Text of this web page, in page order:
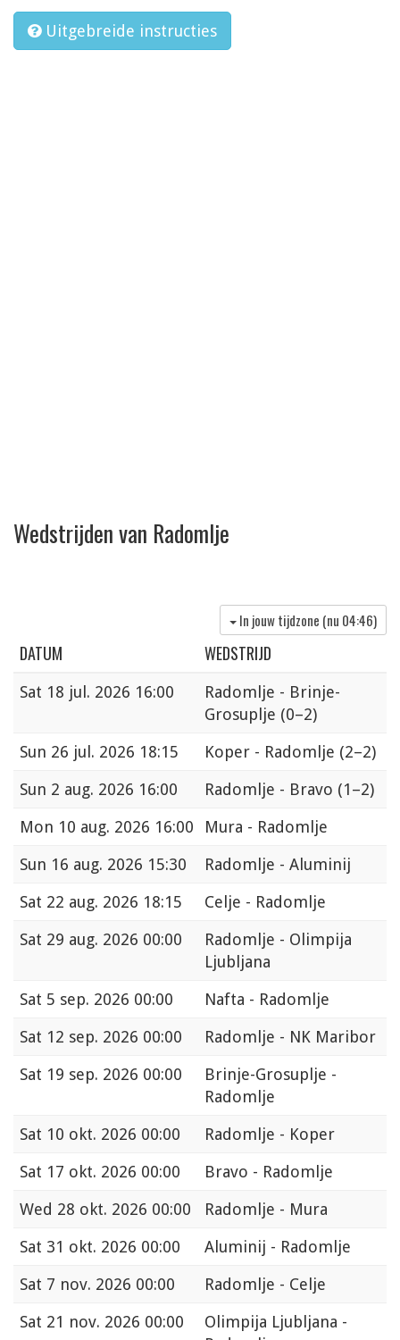
Uitgebreide instructies
Wedstrijden van Radomlje
In jouw tijdzone (nu 04:46)
DATUM WEDSTRIJD
Sat 18 jul. 2026 16:00
Radomlje - Brinje-
Grosuplje (0–2)
Sun 26 jul. 2026 18:15 Koper - Radomlje (2–2)
Sun 2 aug. 2026 16:00 Radomlje - Bravo (1–2)
Mon 10 aug. 2026 16:00
Mura - Radomlje
Sun 16 aug. 2026 15:30
Radomlje - Aluminij
Sat 22 aug. 2026 18:15
Celje - Radomlje
Sat 29 aug. 2026 00:00
Radomlje - Olimpija
Ljubljana
Sat 5 sep. 2026 00:00
Nafta - Radomlje
Sat 12 sep. 2026 00:00
Radomlje - NK Maribor
Sat 19 sep. 2026 00:00
Brinje-Grosuplje -
Radomlje
Sat 10 okt. 2026 00:00
Radomlje - Koper
Sat 17 okt. 2026 00:00
Bravo - Radomlje
Wed 28 okt. 2026 00:00
Radomlje - Mura
Sat 31 okt. 2026 00:00
Aluminij - Radomlje
Sat 7 nov. 2026 00:00
Radomlje - Celje
Sat 21 nov. 2026 00:00
Olimpija Ljubljana -